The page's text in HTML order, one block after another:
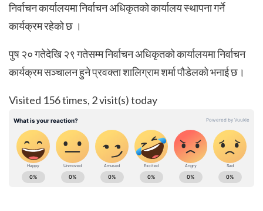
निर्वाचन कार्यालयमा निर्वाचन अधिकृतको कार्यालय स्थापना गर्ने
कार्यक्रम रहेको छ ।
पुष २० गतेदेखि २९ गतेसम्म निर्वाचन अधिकृतको कार्यालयमा निर्वाचन
कार्यक्रम सञ्चालन हुने प्रवक्ता शालिग्राम शर्मा पौडेलको भनाई छ।
Visited 156 times, 2 visit(s) today